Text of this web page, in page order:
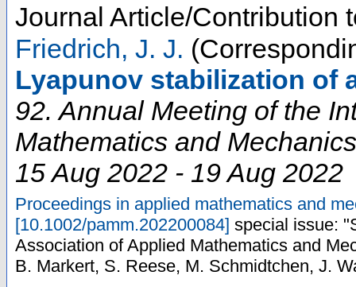
Journal Article/Contribution
Friedrich, J. J.
Lyapunov stabilization of
92. Annual Meeting of the
Mathematics and Mechanics
15 Aug 2022 - 19 Aug 2022
Proceedings in applied mathematics and
[10.1002/pamm.202200084] special issue:
Association of Applied Mathematics and
B. Markert, S. Reese, M. Schmidtchen, J.